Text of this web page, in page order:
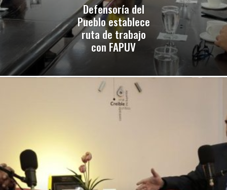
Defensoría del
Pueblo establece
ruta de trabajo
con FAPUV